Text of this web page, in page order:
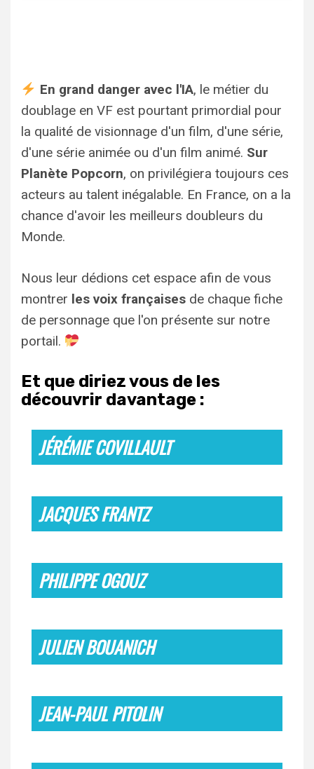
En grand danger avec l'IA, le métier du
doublage en VF est pourtant primordial pour
la qualité de visionnage d'un film, d'une série,
d'une série animée ou d'un film animé. Sur
Planète Popcorn, on privilégiera toujours ces
acteurs au talent inégalable. En France, on a la
chance d'avoir les meilleurs doubleurs du
Monde.
Nous leur dédions cet espace afin de vous
montrer les voix françaises de chaque fiche
de personnage que l'on présente sur notre
portail.
Et que diriez vous de les
découvrir davantage :
JÉRÉMIE COVILLAULT
JACQUES FRANTZ
PHILIPPE OGOUZ
JULIEN BOUANICH
JEAN-PAUL PITOLIN